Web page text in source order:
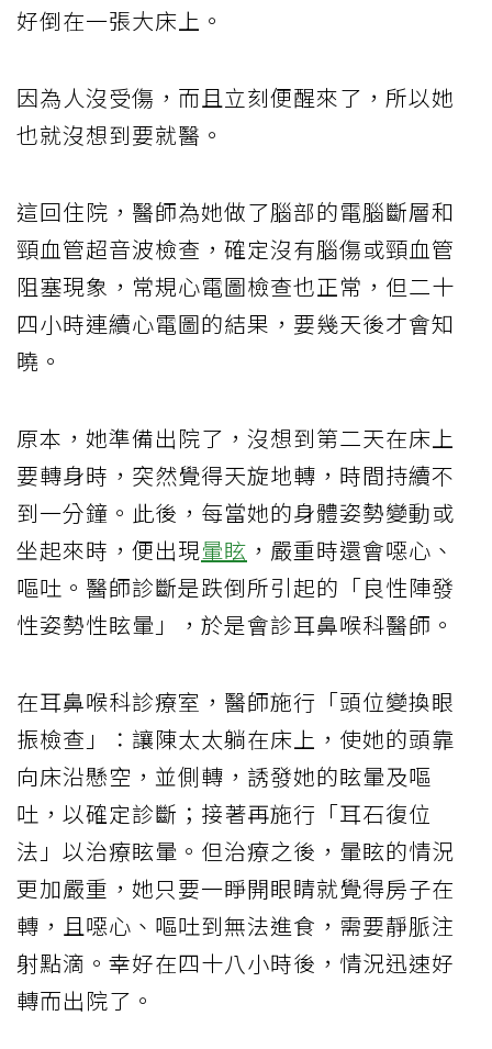
好倒在一張大床上。
因為人沒受傷，而且立刻便醒來了，所以她
也就沒想到要就醫。
這回住院，醫師為她做了腦部的電腦斷層和
頸血管超音波檢查，確定沒有腦傷或頸血管
阻塞現象，常規心電圖檢查也正常，但二十
四小時連續心電圖的結果，要幾天後才會知
曉。
原本，她準備出院了，沒想到第二天在床上
要轉身時，突然覺得天旋地轉，時間持續不
到一分鐘。此後，每當她的身體姿勢變動或
坐起來時，便出現暈眩 ，嚴重時還會噁心、
嘔吐。醫師診斷是跌倒所引起的「良性陣發
性姿勢性眩暈」，於是會診耳鼻喉科醫師。
在耳鼻喉科診療室，醫師施行「頭位變換眼
振檢查」：讓陳太太躺在床上，使她的頭靠
向床沿懸空，並側轉，誘發她的眩暈及嘔
吐，以確定診斷；接著再施行「耳石復位
法」以治療眩暈。但治療之後，暈眩的情況
更加嚴重，她只要一睜開眼睛就覺得房子在
轉，且噁心、嘔吐到無法進食，需要靜脈注
射點滴。幸好在四十八小時後，情況迅速好
轉而出院了。